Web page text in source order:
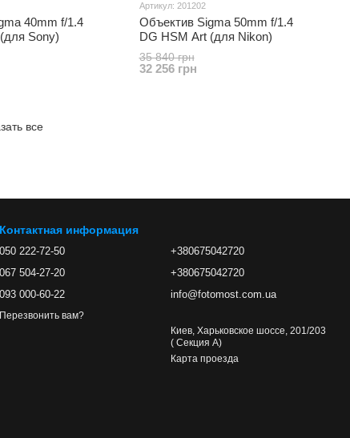
40mm f/1.4
Sony)
Артикул: 201202
Объектив Sigma 50mm f/1.4
DG HSM Art (для Nikon)
35 840 грн
32 256 грн
все
Контактная информация
050 222-72-50
067 504-27-20
093 000-60-22
Перезвонить вам?
+380675042720
+380675042720
info@fotomost.com.ua
Киев, Харьковское шоссе, 201/203
( Секция А)
Карта проезда